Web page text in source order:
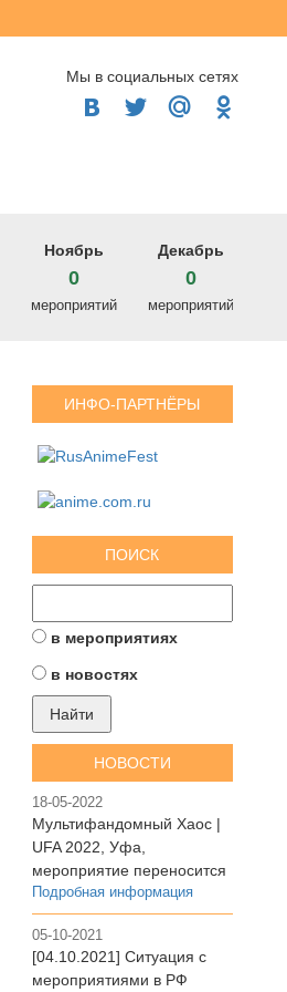
Мы в социальных сетях
   
Ноябрь
0
мероприятий
Декабрь
0
мероприятий
ИНФО-ПАРТНЁРЫ
ПОИСК
в мероприятиях
в новостях
НОВОСТИ
18-05-2022
Мультифандомный Хаос |
UFA 2022, Уфа,
мероприятие переносится
Подробная информация
05-10-2021
[04.10.2021] Ситуация с
мероприятиями в РФ